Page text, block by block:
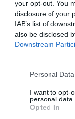
your opt-out. You
disclosure of your
IAB’s list of
also be disclosed
Downstream
Personal
I want to opt-
personal data.
Opted In
Riegos regulares
sustrato
recolectar las
estén
sequen
bulbos